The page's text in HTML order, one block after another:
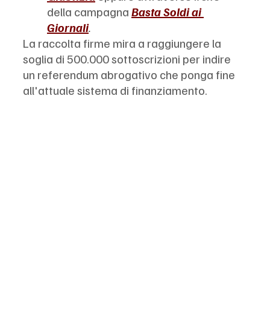
della campagna Basta Soldi ai
Giornali.
La raccolta firme mira a raggiungere la
soglia di 500.000 sottoscrizioni per indire
un referendum abrogativo che ponga fine
all'attuale sistema di finanziamento.